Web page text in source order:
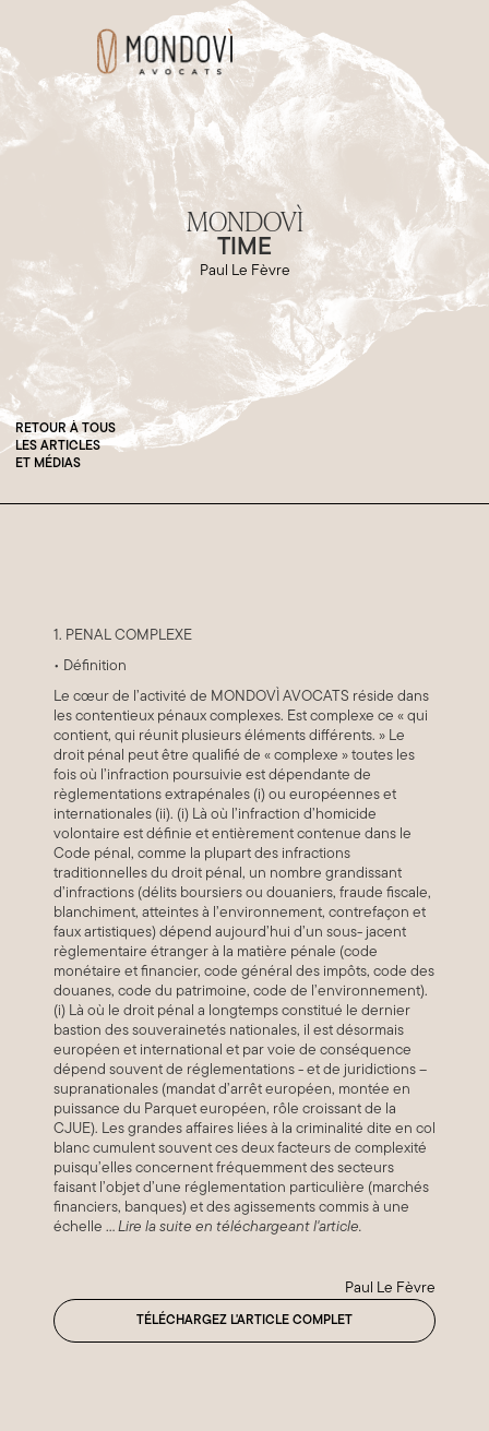
MONDOVÌ
TIME
Paul Le Fèvre
RETOUR À TOUS
LES ARTICLES
ET MÉDIAS
1. PENAL COMPLEXE
• Définition
Le cœur de l’activité de MONDOVÌ AVOCATS réside dans
les contentieux pénaux complexes. Est complexe ce « qui
contient, qui réunit plusieurs éléments différents. » Le
droit pénal peut être qualifié de « complexe » toutes les
fois où l’infraction poursuivie est dépendante de
règlementations extrapénales (i) ou européennes et
internationales (ii). (i) Là où l’infraction d’homicide
volontaire est définie et entièrement contenue dans le
Code pénal, comme la plupart des infractions
traditionnelles du droit pénal, un nombre grandissant
d’infractions (délits boursiers ou douaniers, fraude fiscale,
blanchiment, atteintes à l’environnement, contrefaçon et
faux artistiques) dépend aujourd’hui d’un sous- jacent
règlementaire étranger à la matière pénale (code
monétaire et financier, code général des impôts, code des
douanes, code du patrimoine, code de l’environnement).
(i) Là où le droit pénal a longtemps constitué le dernier
bastion des souverainetés nationales, il est désormais
européen et international et par voie de conséquence
dépend souvent de réglementations - et de juridictions –
supranationales (mandat d’arrêt européen, montée en
puissance du Parquet européen, rôle croissant de la
CJUE). Les grandes affaires liées à la criminalité dite en col
blanc cumulent souvent ces deux facteurs de complexité
puisqu’elles concernent fréquemment des secteurs
faisant l’objet d’une réglementation particulière (marchés
financiers, banques) et des agissements commis à une
échelle ... Lire la suite en téléchargeant l'article.
Paul Le Fèvre
TÉLÉCHARGEZ L'ARTICLE COMPLET